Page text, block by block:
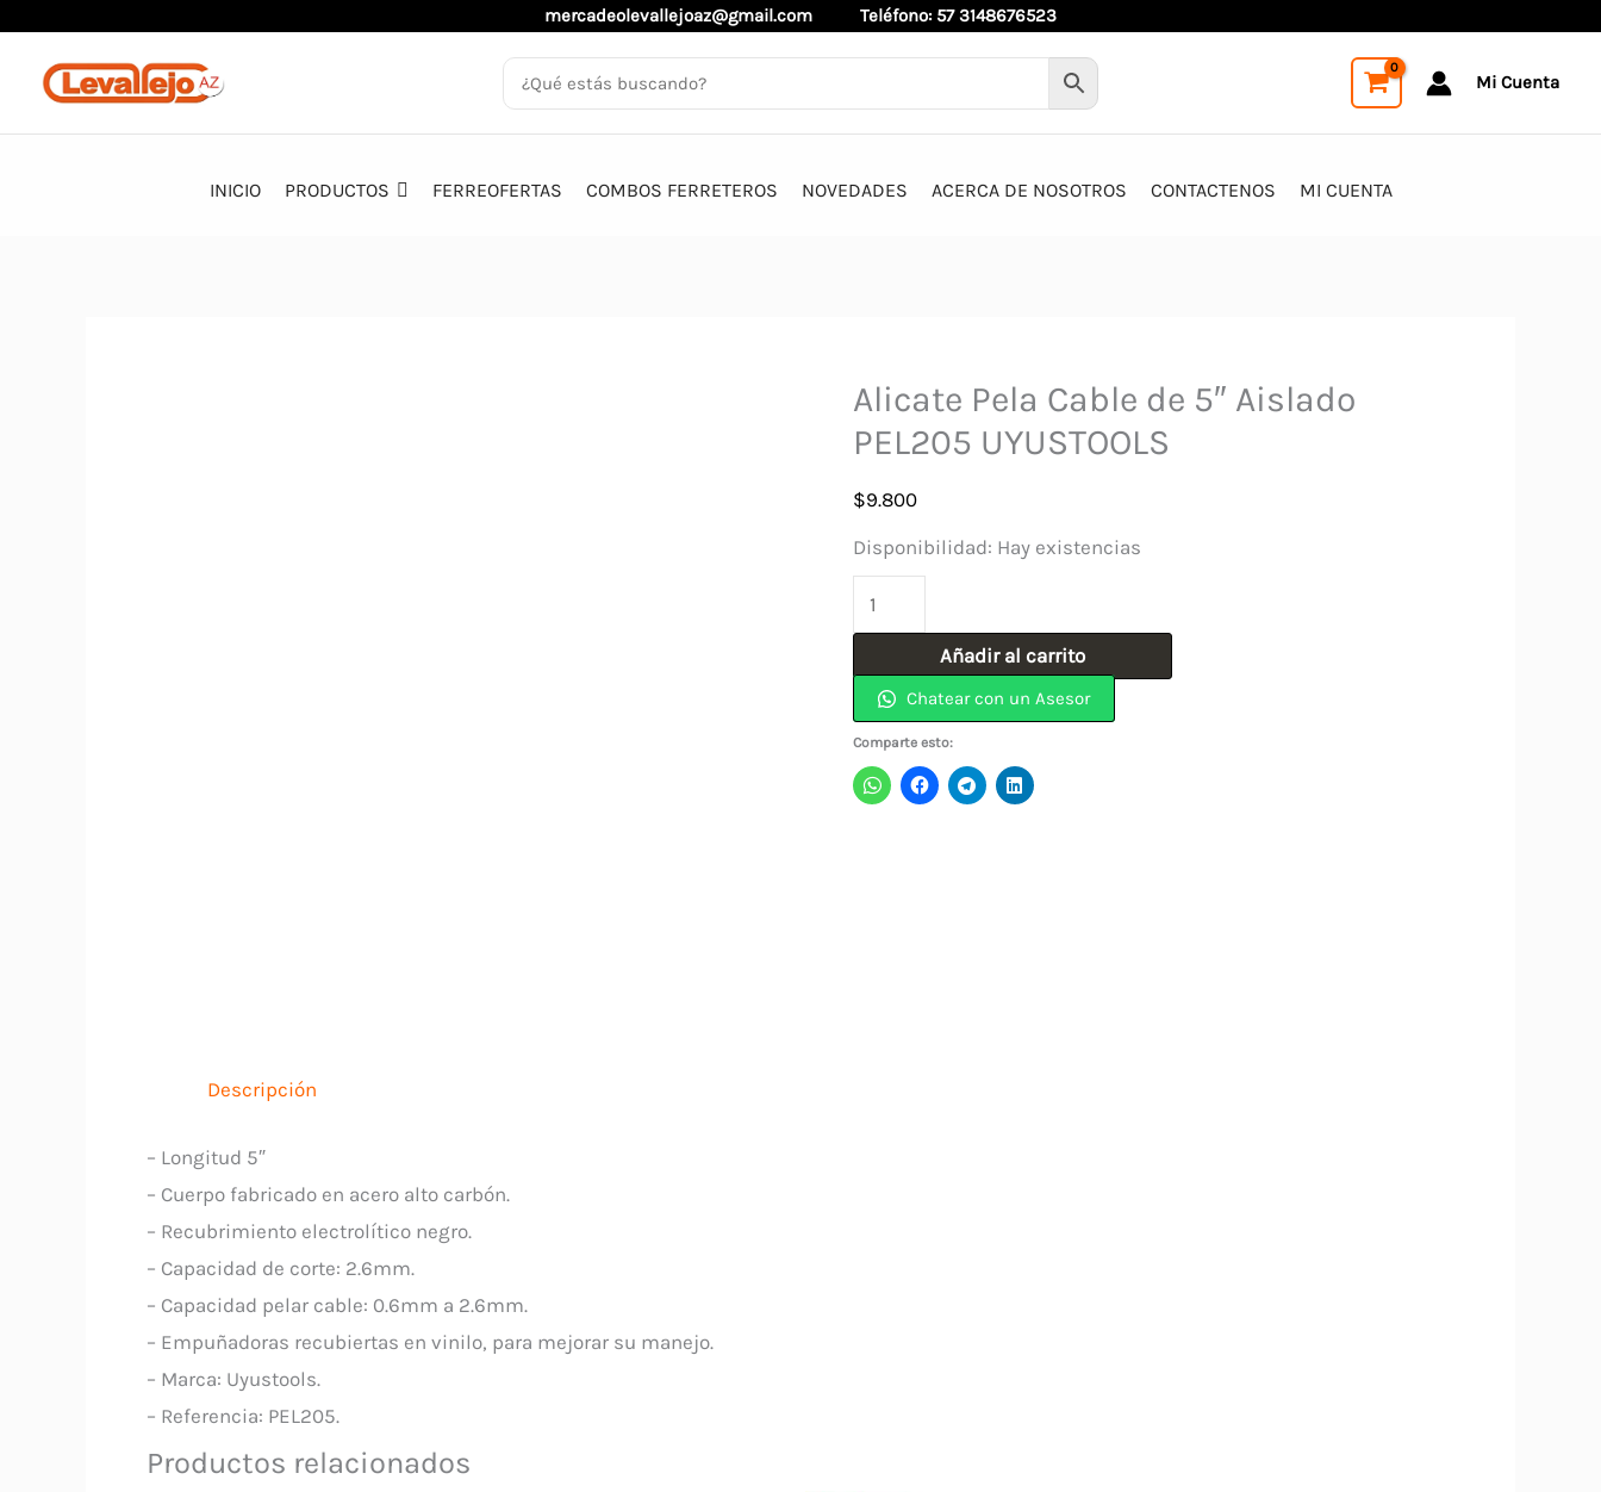
contenido
mercadeolevallejoaz@gmail.com Teléfono: 57 3148676523
Mi Cuenta
INICIO PRODUCTOS FERREOFERTAS COMBOS FERRETEROS NOVEDADES ACERCA DE NOSOTROS CONTACTENOS MI CUENTA
Alicate Pela Cable de 5″ Aislado
PEL205 UYUSTOOLS
$9.800
Disponibilidad: Hay existencias
Alicate
Pela
5″
Aislado
Añadir al carrito
Chatear con un Asesor
Comparte esto:
Descripción
– Longitud 5″
– Cuerpo fabricado en acero alto carbón.
– Recubrimiento electrolítico negro.
– Capacidad de corte: 2.6mm.
– Capacidad pelar cable: 0.6mm a 2.6mm.
– Empuñadoras recubiertas en vinilo, para mejorar su manejo.
– Marca: Uyustools.
– Referencia: PEL205.
Productos relacionados